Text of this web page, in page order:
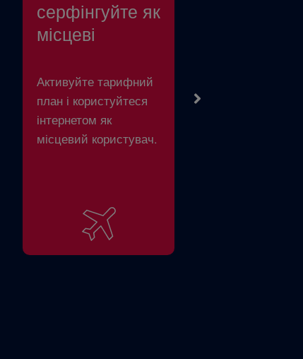
серфінгуйте як
місцеві
Активуйте тарифний
план і користуйтеся
інтернетом як
місцевий користувач.